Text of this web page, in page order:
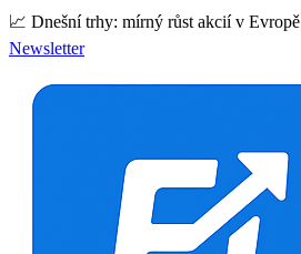
📈 Dnešní trhy: mírný růst akcií v Evropě
Newsletter